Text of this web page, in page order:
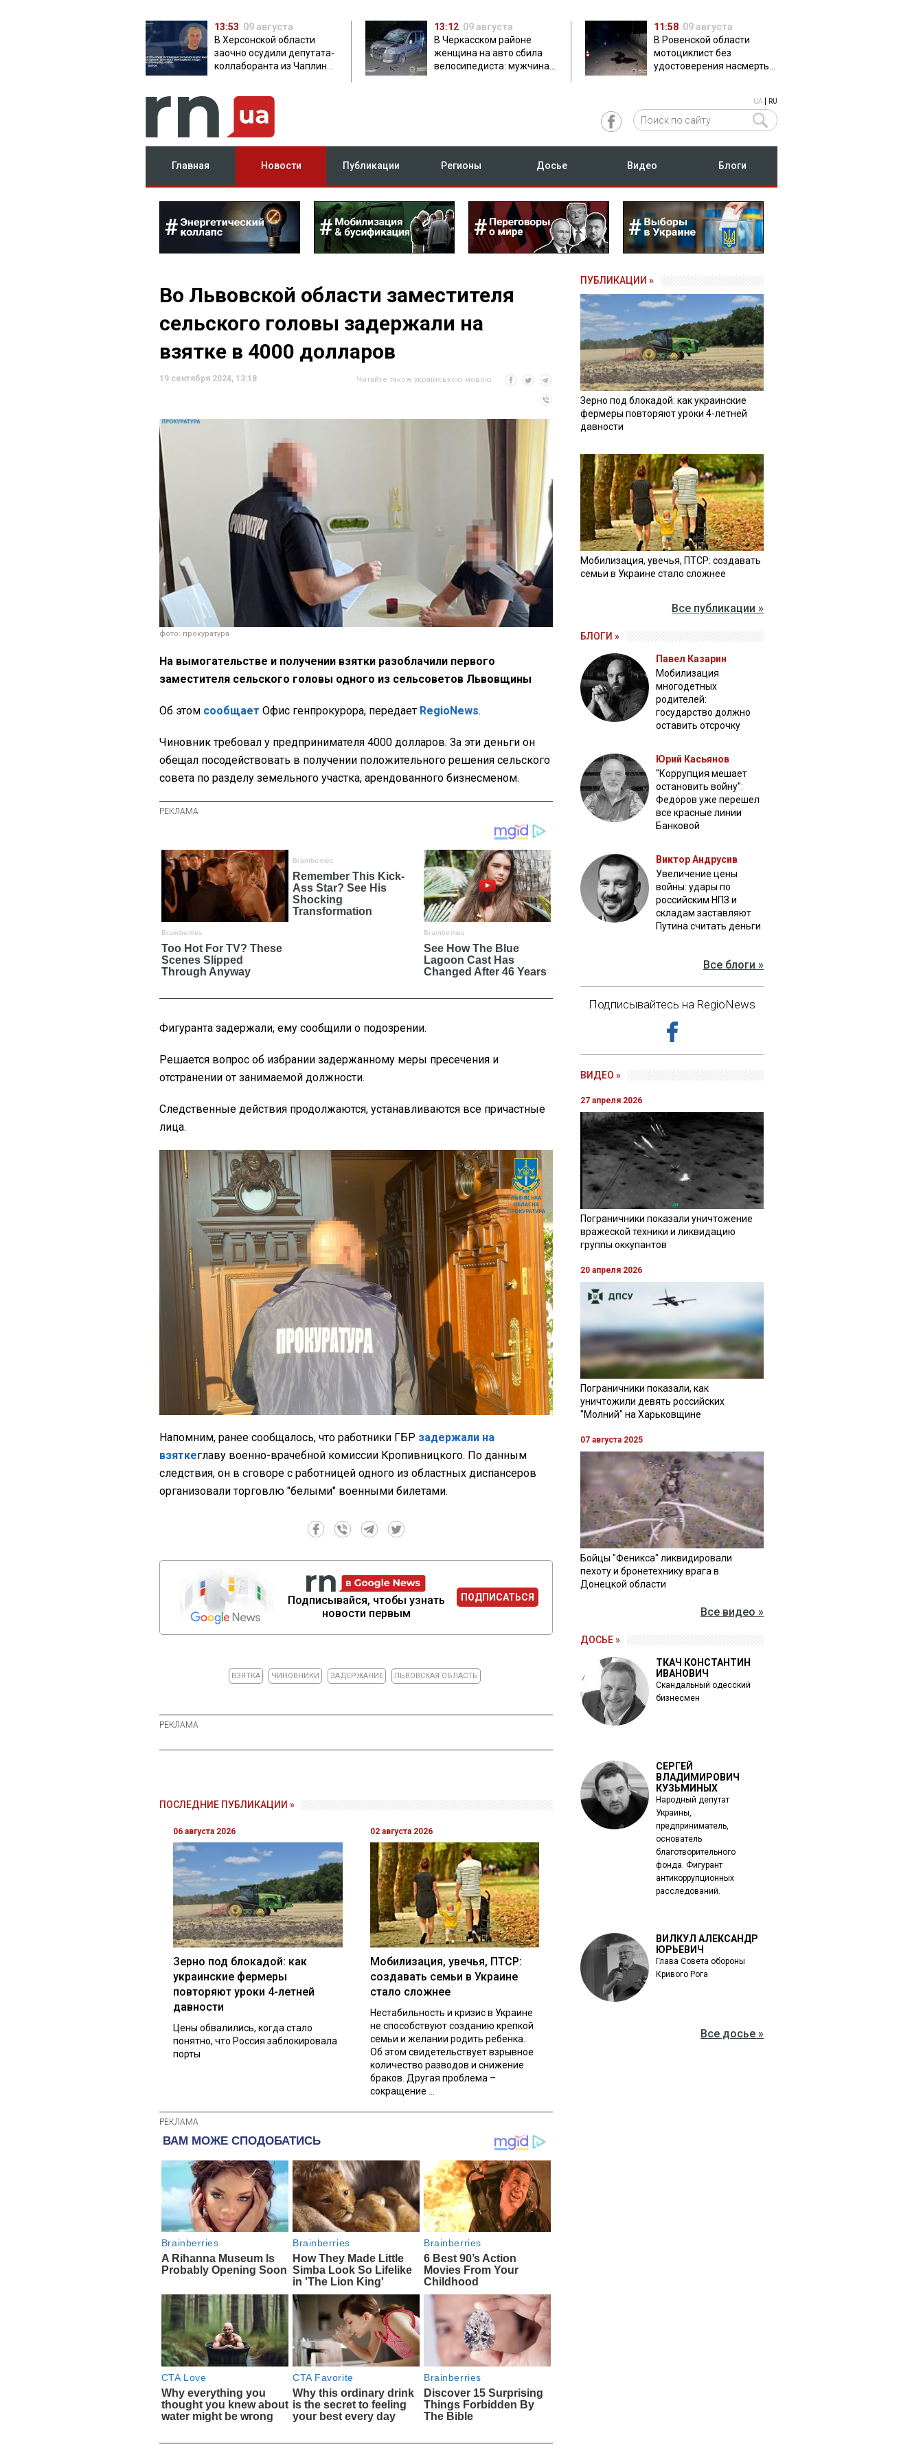
13:53 09 августа
В Херсонской области
заочно осудили депутата-
коллаборанта из Чаплинки
13:12 09 августа
В Черкасском районе
женщина на авто сбила
велосипедиста: мужчина
11:58 09 августа
В Ровенской области
мотоциклист без
удостоверения насмерть
UA RU
Главная Новости Публикации Регионы Досье Видео Блоги
Во Львовской области заместителя
сельского головы задержали на
взятке в 4000 долларов
19 сентября 2024, 13:18 Читайте також українською мовою
фото: прокуратура
На вымогательстве и получении взятки разоблачили первого
заместителя сельского головы одного из сельсоветов Львовщины
Об этом сообщает Офис генпрокурора, передает RegioNews.
Чиновник требовал у предпринимателя 4000 долларов. За эти деньги он
обещал посодействовать в получении положительного решения сельского
совета по разделу земельного участка, арендованного бизнесменом.
Фигуранта задержали, ему сообщили о подозрении.
Решается вопрос об избрании задержанному меры пресечения и
отстранении от занимаемой должности.
Следственные действия продолжаются, устанавливаются все причастные
лица.
Напомним, ранее сообщалось, что работники ГБР задержали на
взяткеглаву военно-врачебной комиссии Кропивницкого. По данным
следствия, он в сговоре с работницей одного из областных диспансеров
организовали торговлю "белыми" военными билетами.
Подписывайся, чтобы узнать
новости первым
ПОДПИСАТЬСЯ
ВЗЯТКА ЧИНОВНИКИ ЗАДЕРЖАНИЕ ЛЬВОВСКАЯ ОБЛАСТЬ
ПОСЛЕДНИЕ ПУБЛИКАЦИИ »
06 августа 2026
Зерно под блокадой: как
украинские фермеры
повторяют уроки 4-летней
давности
Цены обвалились, когда стало
понятно, что Россия заблокировала
порты
02 августа 2026
Мобилизация, увечья, ПТСР:
создавать семьи в Украине
стало сложнее
Нестабильность и кризис в Украине
не способствуют созданию крепкой
семьи и желании родить ребенка.
Об этом свидетельствует взрывное
количество разводов и снижение
браков. Другая проблема –
сокращение ...
ПУБЛИКАЦИИ »
Зерно под блокадой: как украинские
фермеры повторяют уроки 4-летней
давности
Мобилизация, увечья, ПТСР: создавать
семьи в Украине стало сложнее
Все публикации »
БЛОГИ »
Павел Казарин
Мобилизация
многодетных
родителей:
государство должно
оставить отсрочку
Юрий Касьянов
"Коррупция мешает
остановить войну":
Федоров уже перешел
все красные линии
Банковой
Виктор Андрусив
Увеличение цены
войны: удары по
российским НПЗ и
складам заставляют
Путина считать деньги
Все блоги »
Подписывайтесь на RegioNews
ВИДЕО »
27 апреля 2026
Пограничники показали уничтожение
вражеской техники и ликвидацию
группы оккупантов
20 апреля 2026
Пограничники показали, как
уничтожили девять российских
"Молний" на Харьковщине
07 августа 2025
Бойцы "Феникса" ликвидировали
пехоту и бронетехнику врага в
Донецкой области
Все видео »
ДОСЬЕ »
ТКАЧ КОНСТАНТИН
ИВАНОВИЧ
Скандальный одесский
бизнесмен
СЕРГЕЙ
ВЛАДИМИРОВИЧ
КУЗЬМИНЫХ
Народный депутат
Украины,
предприниматель,
основатель
благотворительного
фонда. Фигурант
антикоррупционных
расследований.
ВИЛКУЛ АЛЕКСАНДР
ЮРЬЕВИЧ
Глава Совета обороны
Кривого Рога
Все досье »